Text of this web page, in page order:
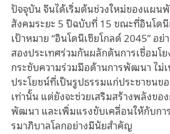
ปัจจุบัน จีนได้เริ่มต้นช่วงใหม่ของแผน
สังคมระยะ 5 ปีฉบับที่ 15 ขณะที่อินโดนี
เป้าหมาย “อินโดนีเซียโกลด์ 2045” อ
สองประเทศร่วมกันผลักดันการเชื่อมโ
กระชับความร่วมมือด้านการพัฒนา ไม่
ประโยชน์ที่เป็นรูปธรรมแก่ประชาชนข
เท่านั้น แต่ยังจะช่วยเสริมสร้างพลังขอ
พัฒนา และเพิ่มแรงขับเคลื่อนให้กับกา
รมาภิบาลโลกอย่างมีนัยสำคัญ